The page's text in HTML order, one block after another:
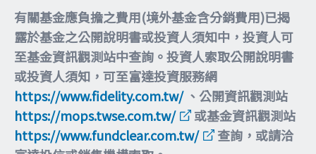
有關基金應負擔之費用(境外基金含分銷費用)已揭
露於基金之公開說明書或投資人須知中，投資人可
至基金資訊觀測站中查詢。投資人索取公開說明書
或投資人須知，可至富達投資服務網
https://www.fidelity.com.tw/、公開資訊觀測站
https://mops.twse.com.tw/
或基金資訊觀測站
https://www.fundclear.com.tw/
查詢，或請洽